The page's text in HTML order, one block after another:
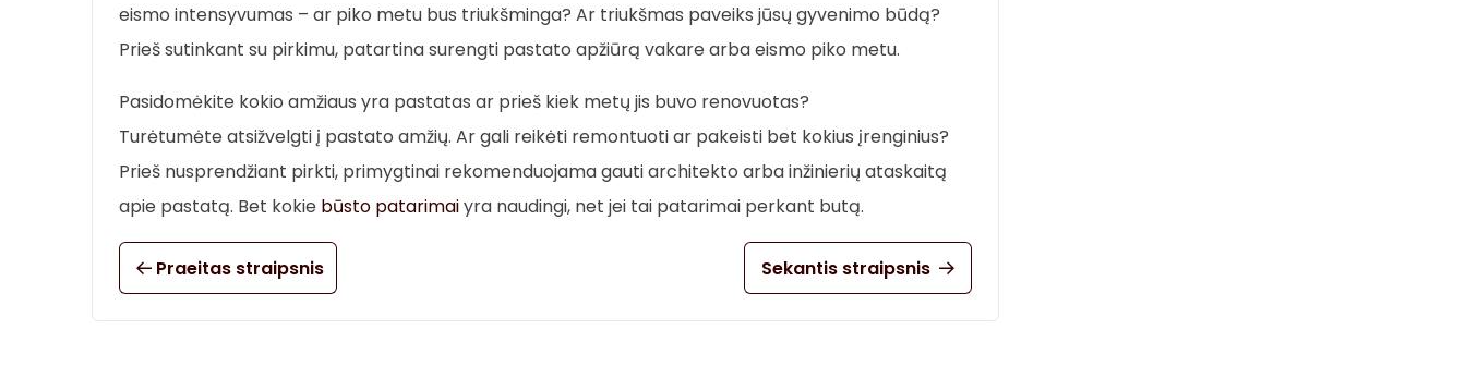
eismo intensyvumas – ar piko metu bus triukšminga? Ar triukšmas paveiks jūsų gyvenimo būdą?
Prieš sutinkant su pirkimu, patartina surengti pastato apžiūrą vakare arba eismo piko metu.
Pasidomėkite kokio amžiaus yra pastatas ar prieš kiek metų jis buvo renovuotas?
Turėtumėte atsižvelgti į pastato amžių. Ar gali reikėti remontuoti ar pakeisti bet kokius įrenginius?
Prieš nusprendžiant pirkti, primygtinai rekomenduojama gauti architekto arba inžinierių ataskaitą
apie pastatą. Bet kokie būsto patarimaiyra naudingi, net jei tai patarimai perkant butą.
Praeitas straipsnis Sekantis straipsnis